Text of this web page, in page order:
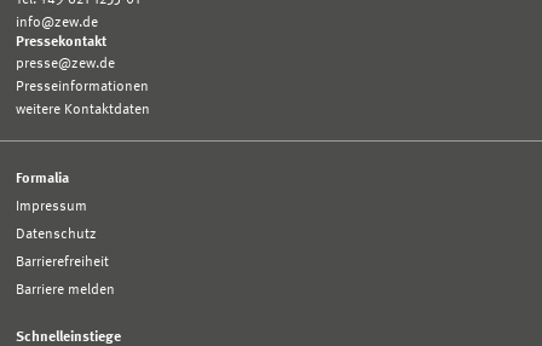
info@zew.de
Pressekontakt
presse@zew.de
Presseinformationen
weitere Kontaktdaten
Formalia
Impressum
Datenschutz
Barrierefreiheit
Barriere melden
Schnelleinstiege